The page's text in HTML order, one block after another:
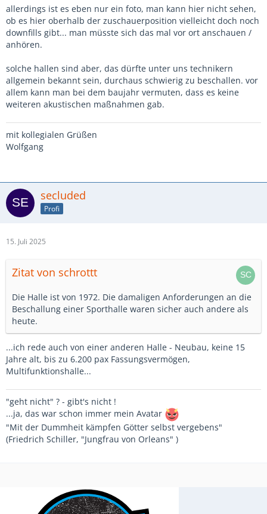
allerdings ist es eben nur ein foto, man kann hier nicht sehen,
ob es hier oberhalb der zuschauerposition vielleicht doch noch
downfills gibt... man müsste sich das mal vor ort anschauen /
anhören.
solche hallen sind aber, das dürfte unter uns technikern
allgemein bekannt sein, durchaus schwierig zu beschallen. vor
allem kann man bei dem baujahr vermuten, dass es keine
weiteren akustischen maßnahmen gab.
mit kollegialen Grüßen
Wolfgang
secluded
Profi
15. Juli 2025
Zitat von schrottt
Die Halle ist von 1972. Die damaligen Anforderungen an die
Beschallung einer Sporthalle waren sicher auch andere als
heute.
...ich rede auch von einer anderen Halle - Neubau, keine 15
Jahre alt, bis zu 6.200 pax Fassungsvermögen,
Multifunktionshalle...
"geht nicht" ? - gibt's nicht !
...ja, das war schon immer mein Avatar
"Mit der Dummheit kämpfen Götter selbst vergebens"
(Friedrich Schiller, "Jungfrau von Orleans" )